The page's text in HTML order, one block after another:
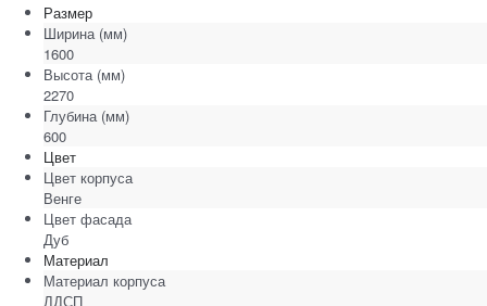
Размер
Ширина (мм)
1600
Высота (мм)
2270
Глубина (мм)
600
Цвет
Цвет корпуса
Венге
Цвет фасада
Дуб
Материал
Материал корпуса
ЛДСП